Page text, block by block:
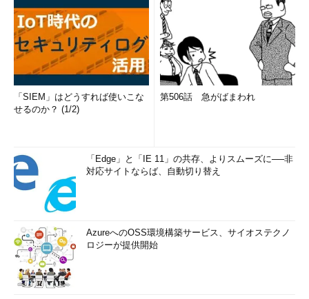
「SIEM」はどうすれば使いこな
せるのか？ (1/2)
第506話 急がばまわれ
「Edge」と「IE 11」の共存、よりスムーズに──非
対応サイトならば、自動切り替え
AzureへのOSS環境構築サービス、サイオステクノ
ロジーが提供開始